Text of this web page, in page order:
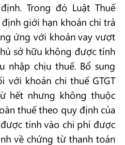
Trong đó Luật Thuế
giới hạn khoản chi trả
ứng với khoản vay vượt
sở hữu không được tính
nhập chịu thuế. Bổ sung
với khoản chi thuế GTGT
hết nhưng không thuộc
thuế theo quy định của
được tính vào chi phí được
về chứng từ thanh toán